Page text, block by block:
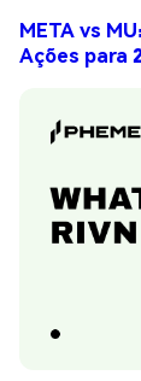
META vs
Ações para